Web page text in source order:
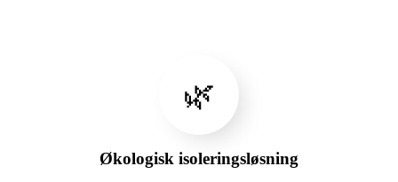
🌿
Økologisk isoleringsløsning